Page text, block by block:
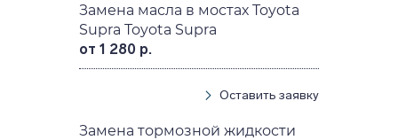
Замена масла в мостах Toyota
Supra Toyota Supra
от 1 280 р.
Оставить заявку
Замена тормозной жидкости